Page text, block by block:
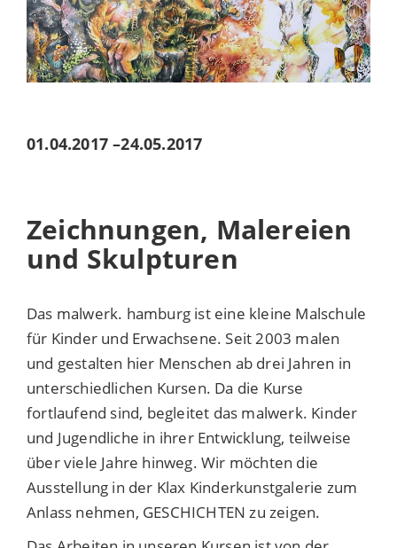
01.04.2017 –24.05.2017
Zeichnungen, Malereien
und Skulpturen
Das malwerk. hamburg ist eine kleine Malschule
für Kinder und Erwachsene. Seit 2003 malen
und gestalten hier Menschen ab drei Jahren in
unterschiedlichen Kursen. Da die Kurse
fortlaufend sind, begleitet das malwerk. Kinder
und Jugendliche in ihrer Entwicklung, teilweise
über viele Jahre hinweg. Wir möchten die
Ausstellung in der Klax Kinderkunstgalerie zum
Anlass nehmen, GESCHICHTEN zu zeigen.